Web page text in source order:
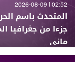
02:52 | 2026-08-09
المتحدث باسم
جزءا من جغرافيا
مائي